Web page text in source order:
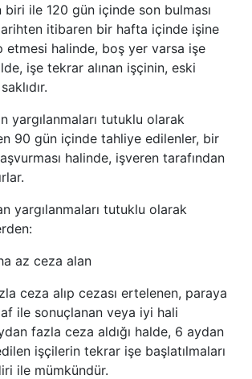
biri ile 120 gün içinde son bulması
itibaren bir hafta içinde işine
etmesi halinde, boş yer varsa işe
işe tekrar alınan işçinin, eski
yargılanmaları tutuklu olarak
90 gün içinde tahliye edilenler, bir
halinde, işveren tarafından
yargılanmaları tutuklu olarak
az ceza alan
ceza alıp cezası ertelenen, paraya
ile sonuçlanan veya iyi hali
fazla ceza aldığı halde, 6 aydan
işçilerin tekrar işe başlatılmaları
ile mümkündür.